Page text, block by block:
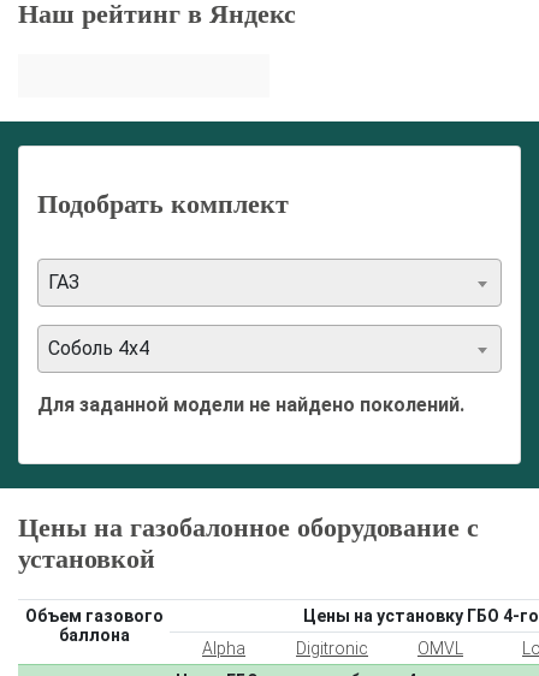
Наш рейтинг в Яндекс
Подобрать комплект
ГАЗ
Соболь 4х4
Для заданной модели не найдено поколений.
Цены на газобалонное оборудование с
установкой
Объем газового
баллона
Цены на установку ГБО 4-
Alpha
Digitronic OMVL